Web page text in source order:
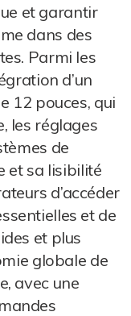
et garantir
dans des
Parmi les
d’un
12 pouces, qui
les réglages
de
et sa lisibilité
d’accéder
et de
et plus
globale de
avec une